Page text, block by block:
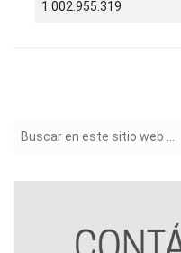
1.002.955.319
Formulario de búsqueda